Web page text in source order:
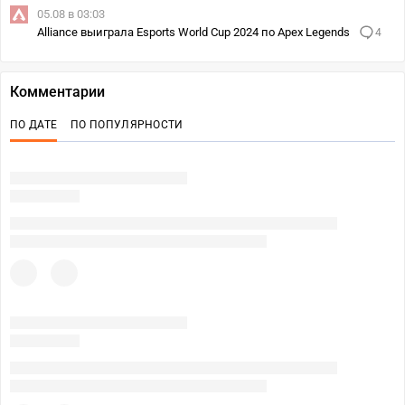
05.08 в 03:03
Alliance выиграла Esports World Cup 2024 по Apex Legends
4
Комментарии
ПО ДАТЕ ПО ПОПУЛЯРНОСТИ